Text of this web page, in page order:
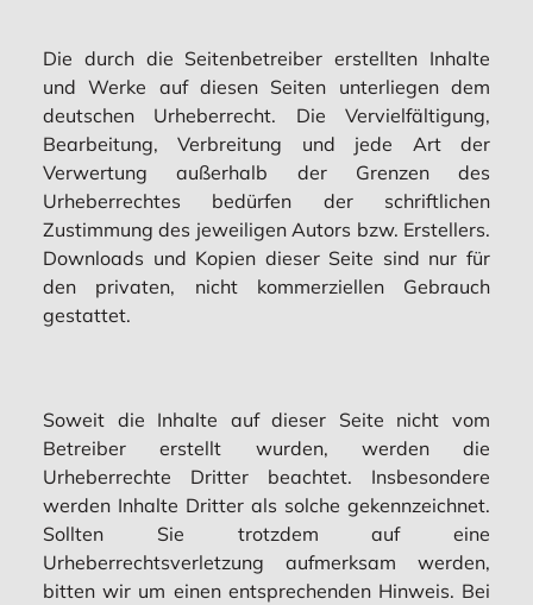
Die durch die Seitenbetreiber erstellten Inhalte
und Werke auf diesen Seiten unterliegen dem
deutschen Urheberrecht. Die Vervielfältigung,
Bearbeitung, Verbreitung und jede Art der
Verwertung außerhalb der Grenzen des
Urheberrechtes bedürfen der schriftlichen
Zustimmung des jeweiligen Autors bzw. Erstellers.
Downloads und Kopien dieser Seite sind nur für
den privaten, nicht kommerziellen Gebrauch
gestattet.
Soweit die Inhalte auf dieser Seite nicht vom
Betreiber erstellt wurden, werden die
Urheberrechte Dritter beachtet. Insbesondere
werden Inhalte Dritter als solche gekennzeichnet.
Sollten Sie trotzdem auf eine
Urheberrechtsverletzung aufmerksam werden,
bitten wir um einen entsprechenden Hinweis. Bei